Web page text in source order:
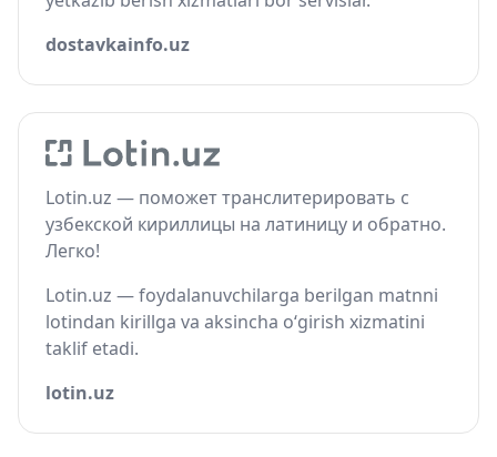
dostavkainfo.uz
Lotin.uz — поможет транслитерировать с
узбекской кириллицы на латиницу и обратно.
Легко!
Lotin.uz — foydalanuvchilarga berilgan matnni
lotindan kirillga va aksincha o‘girish xizmatini
taklif etadi.
lotin.uz